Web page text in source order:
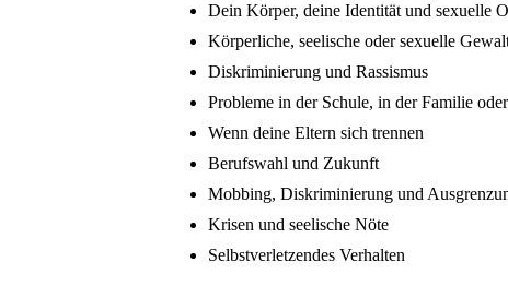
Dein Körper, deine Identität und sexuelle
Körperliche, seelische oder sexuelle
Diskriminierung und Rassismus
Probleme in der Schule, in der Familie
Wenn deine Eltern sich trennen
Berufswahl und Zukunft
Mobbing, Diskriminierung und
Krisen und seelische Nöte
Selbstverletzendes Verhalten